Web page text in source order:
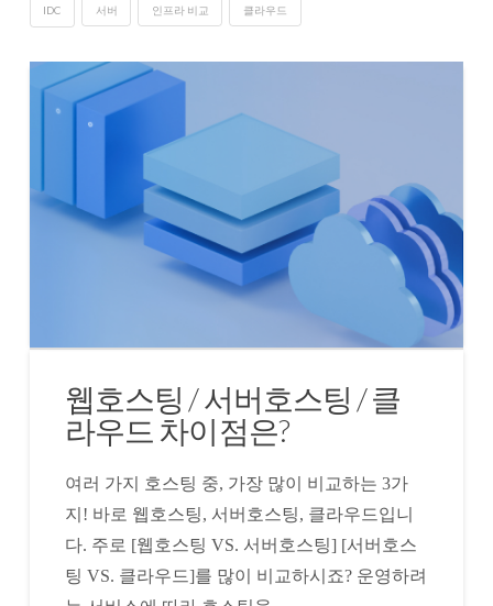
IDC 서버 인프라 비교 클라우드
웹호스팅 / 서버호스팅 / 클
라우드 차이점은?
여러 가지 호스팅 중, 가장 많이 비교하는 3가
지! 바로 웹호스팅, 서버호스팅, 클라우드입니
다. 주로 [웹호스팅 VS. 서버호스팅] [서버호스
팅 VS. 클라우드]를 많이 비교하시죠? 운영하려